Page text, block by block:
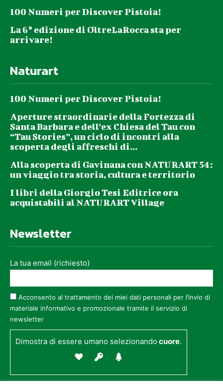
100 Numeri per Discover Pistoia!
La 6ª edizione di OltreLaRocca sta per
arrivare!
Naturart
100 Numeri per Discover Pistoia!
Aperture straordinarie della Fortezza di
Santa Barbara e dell’ex Chiesa del Tau con
“Tau Stories”, un ciclo di incontri alla
scoperta degli affreschi di...
Alla scoperta di Gavinana con NATURART 54:
un viaggio tra storia, cultura e territorio
I libri della Giorgio Tesi Editrice ora
acquistabili al NATURART Village
Newsletter
La tua email (richiesto)
Acconsento al trattamento dei miei dati personali per l’invio di
materiale informativo e promozionale tramite il servizio di
newsletter
Dimostra di essere umano selezionandocuore.